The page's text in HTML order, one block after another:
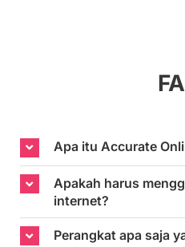
Apa itu Accurate
Apakah harus
internet?
Perangkat apa saja